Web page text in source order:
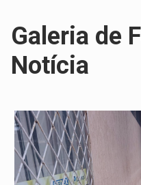
Galeria de
Notícia